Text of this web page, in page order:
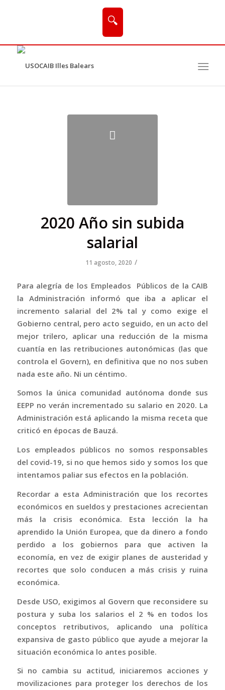
🔍
2020 Año sin subida
salarial
11 agosto, 2020 /
Para alegría de los Empleados Públicos de la CAIB
la Administración informó que iba a aplicar el
incremento salarial del 2% tal y como exige el
Gobierno central, pero acto seguido, en un acto del
mejor trilero, aplicar una reducción de la misma
cuantía en las retribuciones autonómicas (las que
controla el Govern), en definitiva que no nos suben
nada este año. Ni un céntimo.
Somos la única comunidad autónoma donde sus
EEPP no verán incrementado su salario en 2020. La
Administración está aplicando la misma receta que
criticó en épocas de Bauzá.
Los empleados públicos no somos responsables
del covid-19, si no que hemos sido y somos los que
intentamos paliar sus efectos en la población.
Recordar a esta Administración que los recortes
económicos en sueldos y prestaciones acrecientan
más la crisis económica. Esta lección la ha
aprendido la Unión Europea, que da dinero a fondo
perdido a los gobiernos para que activen la
economía, en vez de exigir planes de austeridad y
recortes que solo conducen a más crisis y ruina
económica.
Desde USO, exigimos al Govern que reconsidere su
postura y suba los salarios el 2 % en todos los
conceptos retributivos, aplicando una política
expansiva de gasto público que ayude a mejorar la
situación económica lo antes posible.
Si no cambia su actitud, iniciaremos acciones y
movilizaciones para proteger los derechos de los